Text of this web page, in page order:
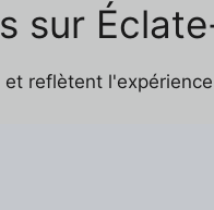
sur
reflètent